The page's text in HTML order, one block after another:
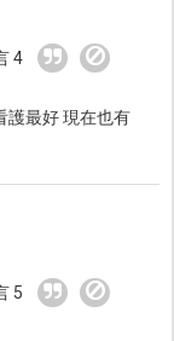
4
護最好 現在也有
5